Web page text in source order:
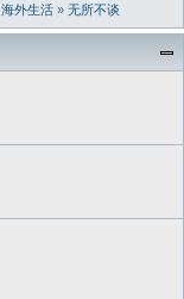
海外生活 » 无所不谈